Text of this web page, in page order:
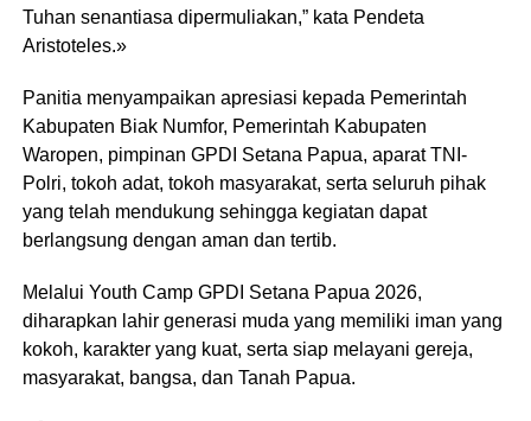
Tuhan senantiasa dipermuliakan,” kata Pendeta
Aristoteles.»
Panitia menyampaikan apresiasi kepada Pemerintah
Kabupaten Biak Numfor, Pemerintah Kabupaten
Waropen, pimpinan GPDI Setana Papua, aparat TNI-
Polri, tokoh adat, tokoh masyarakat, serta seluruh pihak
yang telah mendukung sehingga kegiatan dapat
berlangsung dengan aman dan tertib.
Melalui Youth Camp GPDI Setana Papua 2026,
diharapkan lahir generasi muda yang memiliki iman yang
kokoh, karakter yang kuat, serta siap melayani gereja,
masyarakat, bangsa, dan Tanah Papua.